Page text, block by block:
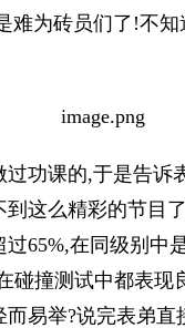
难为砖员们了!不知
过功课的,于是告诉
到这么精彩的节目
65%,在同级别中
碰撞测试中都表现
易举?说完表弟直